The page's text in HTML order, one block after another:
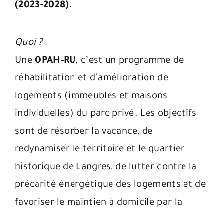
(2023-2028).
Quoi ?
UneOPAH-RU, c’est un programme de
réhabilitation et d’amélioration de
logements (immeubles et maisons
individuelles) du parc privé. Les objectifs
sont de résorber la vacance, de
redynamiser le territoire et le quartier
historique de Langres, de lutter contre la
précarité énergétique des logements et de
favoriser le maintien à domicile par la